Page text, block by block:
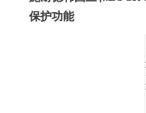
保护功能